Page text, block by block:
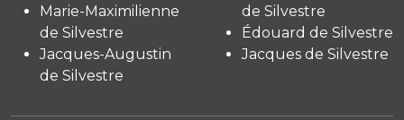
Marie-Maximilienne
de Silvestre
Jacques-Augustin
de Silvestre
de Silvestre
Édouard de Silvestre
Jacques de Silvestre